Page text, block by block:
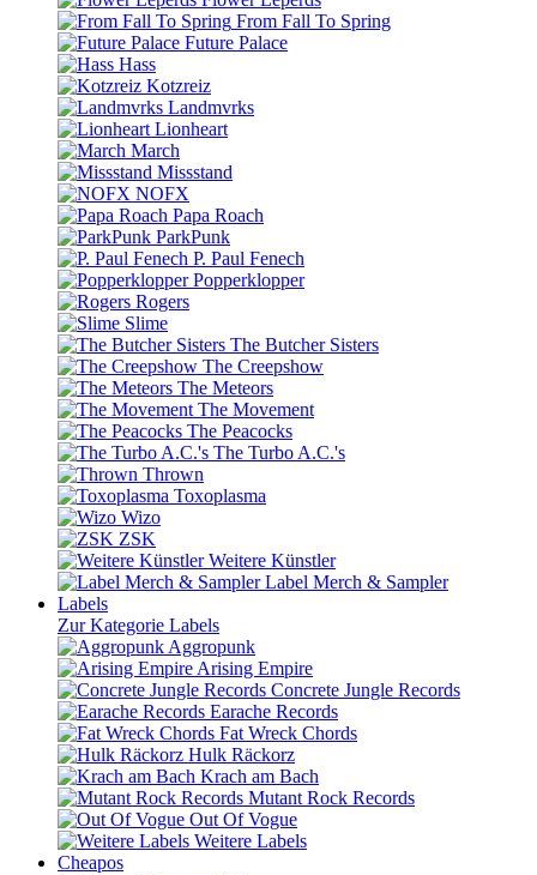
From Fall To Spring
Future Palace
Hass
Kotzreiz
Landmvrks
Lionheart
March
Missstand
NOFX
Papa Roach
ParkPunk
P. Paul Fenech
Popperklopper
Rogers
Slime
The Butcher Sisters
The Creepshow
The Meteors
The Movement
The Peacocks
The Turbo A.C.'s
Thrown
Toxoplasma
Wizo
ZSK
Weitere Künstler
Label Merch & Sampler
Labels
Zur Kategorie Labels
Aggropunk
Arising Empire
Concrete Jungle Records
Earache Records
Fat Wreck Chords
Hulk Räckorz
Krach am Bach
Mutant Rock Records
Out Of Vogue
Weitere Labels
Cheapos